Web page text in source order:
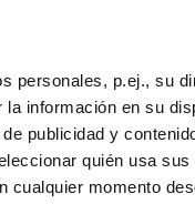
personales, p.ej., su
información en su
publicidad y
quién usa
cualquier momento
Habitaciones Más